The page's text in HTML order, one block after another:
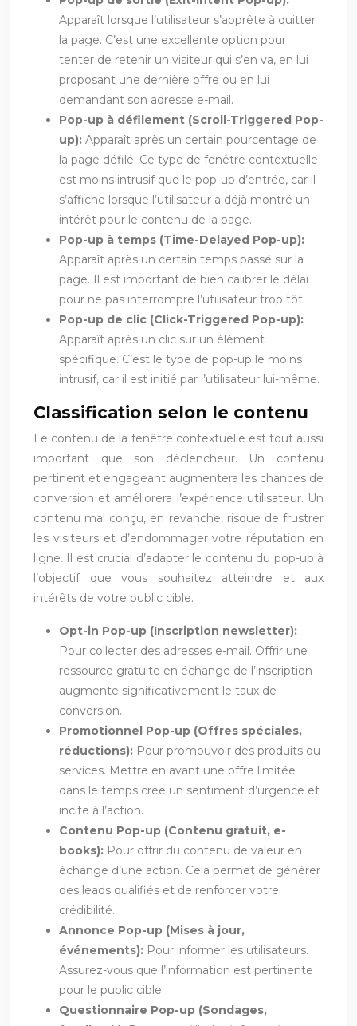
Apparaît lorsque l’utilisateur s’apprête à quitter
la page. C’est une excellente option pour
tenter de retenir un visiteur qui s’en va, en lui
proposant une dernière offre ou en lui
demandant son adresse e-mail.
Pop-up à défilement (Scroll-Triggered Pop-
up): Apparaît après un certain pourcentage de
la page défilé. Ce type de fenêtre contextuelle
est moins intrusif que le pop-up d’entrée, car il
s’affiche lorsque l’utilisateur a déjà montré un
intérêt pour le contenu de la page.
Pop-up à temps (Time-Delayed Pop-up):
Apparaît après un certain temps passé sur la
page. Il est important de bien calibrer le délai
pour ne pas interrompre l’utilisateur trop tôt.
Pop-up de clic (Click-Triggered Pop-up):
Apparaît après un clic sur un élément
spécifique. C’est le type de pop-up le moins
intrusif, car il est initié par l’utilisateur lui-même.
Classification selon le contenu
Le contenu de la fenêtre contextuelle est tout aussi
important que son déclencheur. Un contenu
pertinent et engageant augmentera les chances de
conversion et améliorera l’expérience utilisateur. Un
contenu mal conçu, en revanche, risque de frustrer
les visiteurs et d’endommager votre réputation en
ligne. Il est crucial d’adapter le contenu du pop-up à
l’objectif que vous souhaitez atteindre et aux
intérêts de votre public cible.
Opt-in Pop-up (Inscription newsletter):
Pour collecter des adresses e-mail. Offrir une
ressource gratuite en échange de l’inscription
augmente significativement le taux de
conversion.
Promotionnel Pop-up (Offres spéciales,
réductions): Pour promouvoir des produits ou
services. Mettre en avant une offre limitée
dans le temps crée un sentiment d’urgence et
incite à l’action.
Contenu Pop-up (Contenu gratuit, e-
books): Pour offrir du contenu de valeur en
échange d’une action. Cela permet de générer
des leads qualifiés et de renforcer votre
crédibilité.
Annonce Pop-up (Mises à jour,
événements): Pour informer les utilisateurs.
Assurez-vous que l’information est pertinente
pour le public cible.
Questionnaire Pop-up (Sondages,